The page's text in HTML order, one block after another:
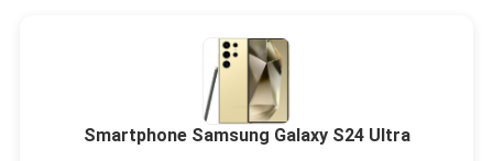
Smartphone Samsung Galaxy S24 Ultra